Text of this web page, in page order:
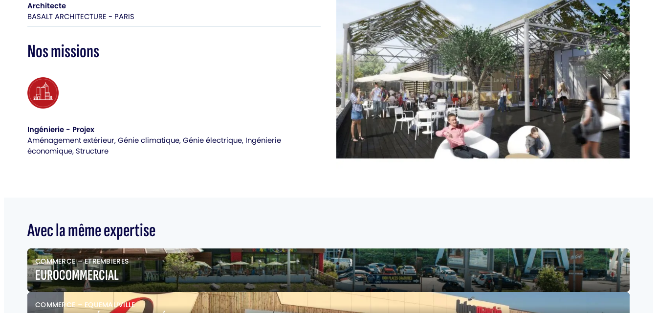
Architecte
BASALT ARCHITECTURE - PARIS
Nos missions
Ingénierie - Projex
Aménagement extérieur, Génie climatique, Génie électrique, Ingénierie
économique, Structure
Avec la même expertise
COMMERCE–ETREMBIERES
EUROCOMMERCIAL
COMMERCE – EQUEMAUVILLE